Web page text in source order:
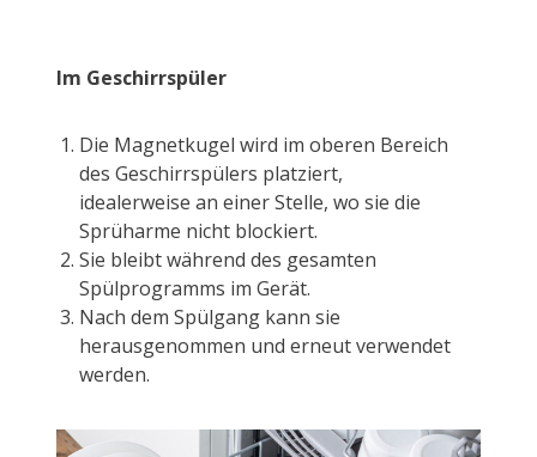
Im Geschirrspüler
Die Magnetkugel wird im oberen Bereich
des Geschirrspülers platziert,
idealerweise an einer Stelle, wo sie die
Sprüharme nicht blockiert.
Sie bleibt während des gesamten
Spülprogramms im Gerät.
Nach dem Spülgang kann sie
herausgenommen und erneut verwendet
werden.